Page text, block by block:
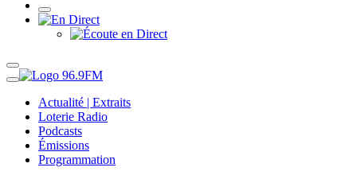
Actualité | Extraits
Loterie Radio
Podcasts
Émissions
Programmation